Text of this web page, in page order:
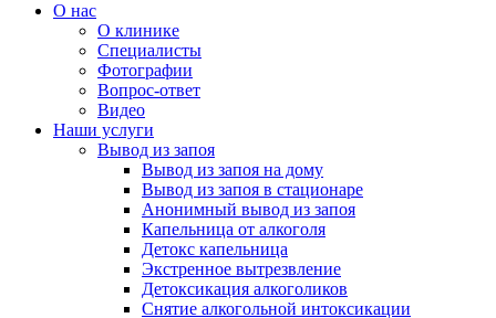
О нас
О клинике
Специалисты
Фотографии
Вопрос-ответ
Видео
Наши услуги
Вывод из запоя
Вывод из запоя на дому
Вывод из запоя в стационаре
Анонимный вывод из запоя
Капельница от алкоголя
Детокс капельница
Экстренное вытрезвление
Детоксикация алкоголиков
Снятие алкогольной интоксикации